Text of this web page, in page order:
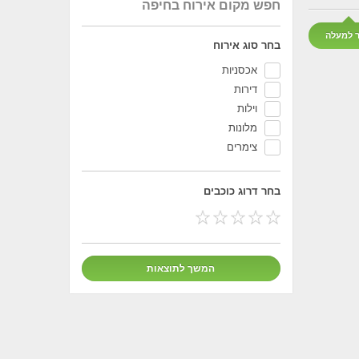
למעלה
חפש מקום אירוח בחיפה
בחר סוג אירוח
אכסניות
דירות
וילות
מלונות
צימרים
בחר דרוג כוכבים